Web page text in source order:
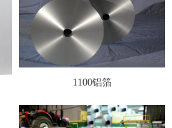
1100铝箔